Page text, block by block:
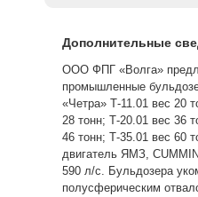
Дополнительные
ООО ФПГ «Волга»
промышленные
«Четра» Т-11.01 вес 20
28 тонн; Т-20.01 вес 36
46 тонн; Т-35.01 вес 60
двигатель ЯМЗ,
590 л/с. Бульдозера
полусферическим